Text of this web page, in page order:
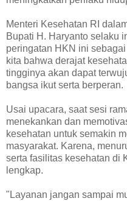
Menteri Kesehatan RI
Bupati H. Haryanto selaku
peringatan HKN ini
kita bahwa derajat
tingginya akan dapat
bangsa ikut serta berperan.
Usai upacara, saat sesi
menekankan dan
kesehatan untuk semakin
masyarakat. Karena,
serta fasilitas kesehatan di
lengkap.
"Layanan jangan sampai